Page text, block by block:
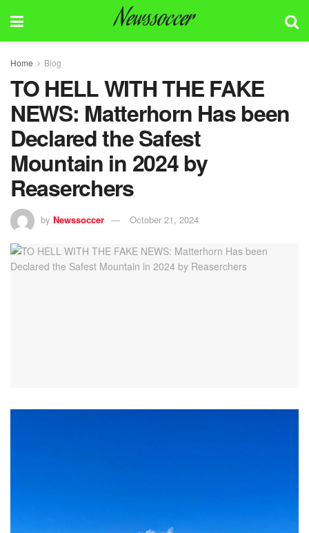
Newssoccer
Home Blog
TO HELL WITH THE FAKE
NEWS: Matterhorn Has been
Declared the Safest
Mountain in 2024 by
Reaserchers
by Newssoccer October 21, 2024